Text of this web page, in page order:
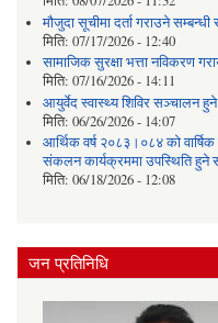
मौजुदा सूचीमा दर्ता गराउने
मिति: 07/17/2026 - 12:40
सामाजिक सुरक्षा भत्ता नविकरण
मिति: 07/16/2026 - 14:11
आयुर्वेद स्वास्थ्य शिविर सञ्चालन
मिति: 06/26/2026 - 14:07
आर्थिक वर्ष २०८३।०८४ को
संकलन कार्यक्रममा उपस्थिति हुने
मिति: 06/18/2026 - 12:08
जन प्रतिनिधि